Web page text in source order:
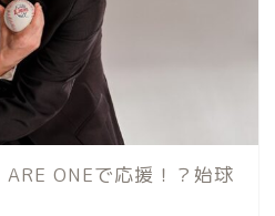
ONEで応援！？始球